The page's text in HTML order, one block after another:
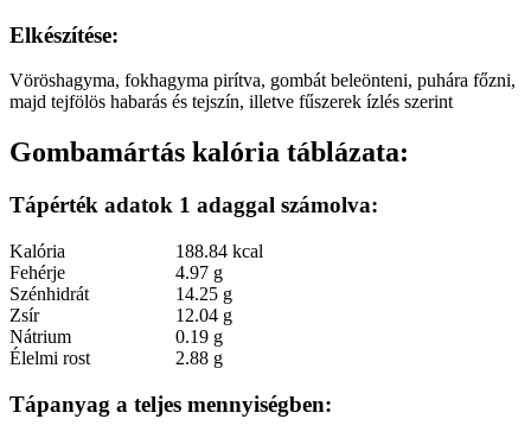
Elkészítése:
Vöröshagyma, fokhagyma pirítva, gombát beleönteni, puhára főzni,
majd tejfölös habarás és tejszín, illetve fűszerek ízlés szerint
Gombamártás kalória táblázata:
Tápérték adatok 1 adaggal számolva:
Kalória
188.84 kcal
Fehérje
4.97 g
Szénhidrát
14.25 g
Zsír
12.04 g
Nátrium
0.19 g
Élelmi rost
2.88 g
Tápanyag a teljes mennyiségben: